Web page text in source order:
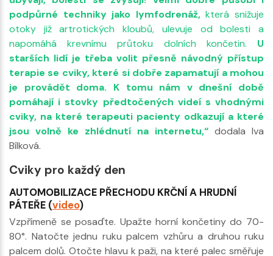
podpůrné techniky jako lymfodrenáž,která snižuje
otoky již artrotických kloubů, ulevuje od bolesti a
napomáhá krevnímu průtoku dolních končetin. U
starších lidí je třeba volit přesně návodný přístup
terapie se cviky, které si dobře zapamatují a mohou
je provádět doma. K tomu nám v dnešní době
pomáhají i stovky předtočených videí s vhodnými
cviky, na které terapeuti pacienty odkazují a které
jsou volně ke zhlédnutí na internetu,“ dodala Iva
Bílková.
Cviky pro každý den
AUTOMOBILIZACE PŘECHODU KRČNÍ A HRUDNÍ
PÁTEŘE (video)
Vzpřímeně se posaďte. Upažte horní končetiny do 70-
80°. Natočte jednu ruku palcem vzhůru a druhou ruku
palcem dolů. Otočte hlavu k paži, na které palec směřuje